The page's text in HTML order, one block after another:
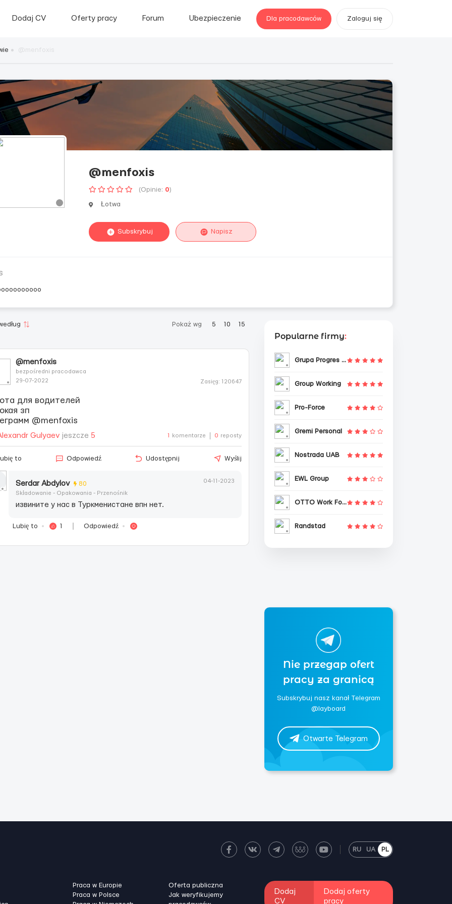
Dodaj CV Oferty pracy Forum Ubezpieczenie Dla pracodawców Zaloguj się
@menfoxis
(Opinie: 0)
Łotwa
Subskrybuj Napisz
Pokaż wg 5 10 15
@menfoxis
bezpośredni pracodawca
29-07-2022
Zasięg: 120647
для водителей
зп
@menfoxis
Gulyaev jeszcze 5 1 komentarze 0 reposty
to Odpowiedź Udostępnij Wyślij
Serdar Abdylov 80
Składowanie - Opakowania - Przenośnik
04-11-2023
извините у нас в Туркменистане впн нет.
Lubię to 1 Odpowiedź
Popularne firmy:
Grupa Progres Sp. z o.o.
Group Working
Pro-Force
Gremi Personal
Nostrada UAB
EWL Group
OTTO Work Force
Randstad
Nie przegap ofert
pracy za granicą
Subskrybuj nasz kanał Telegram
@layboard
Otwarte Telegram
RU UA PL
Praca w Europie
Praca w Polsce
Oferta publiczna
Jak weryfikujemy
Dodaj
CV
Dodaj oferty
pracy